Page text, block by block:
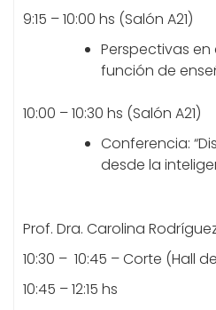
9:15 – 10:00 hs (Salón A21)
Perspectivas
función de
10:00 – 10:30 hs (Salón A21)
Conferencia:
desde la
Prof. Dra. Carolina
10:30 – 10:45 – Corte (Hall
10:45 – 12:15 hs